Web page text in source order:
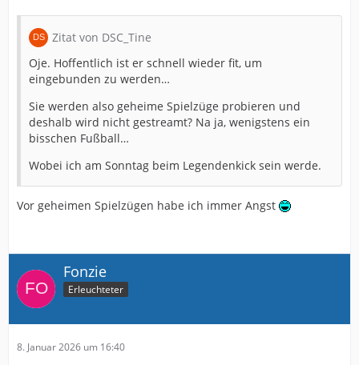
Zitat von DSC_Tine
Oje. Hoffentlich ist er schnell wieder fit, um
eingebunden zu werden…
Sie werden also geheime Spielzüge probieren und
deshalb wird nicht gestreamt? Na ja, wenigstens ein
bisschen Fußball…
Wobei ich am Sonntag beim Legendenkick sein werde.
Vor geheimen Spielzügen habe ich immer Angst
Fonzie
Erleuchteter
8. Januar 2026 um 16:40